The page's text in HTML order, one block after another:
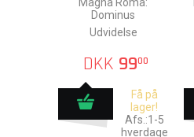
Dominus
Udvidelse
DKK 9900
Få på
lager!
Afs.:1-5
hverdage